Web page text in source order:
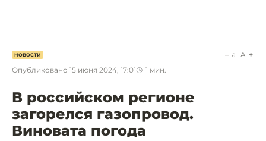
НОВОСТИ
Опубликовано 15 июня 2024, 17:01 1 мин.
a A
В российском регионе
загорелся газопровод.
Виновата погода